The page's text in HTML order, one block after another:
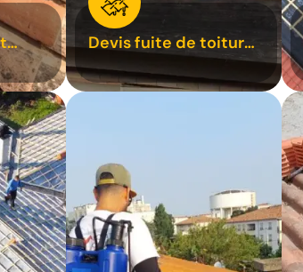
31
Devis fuite de toiture
31